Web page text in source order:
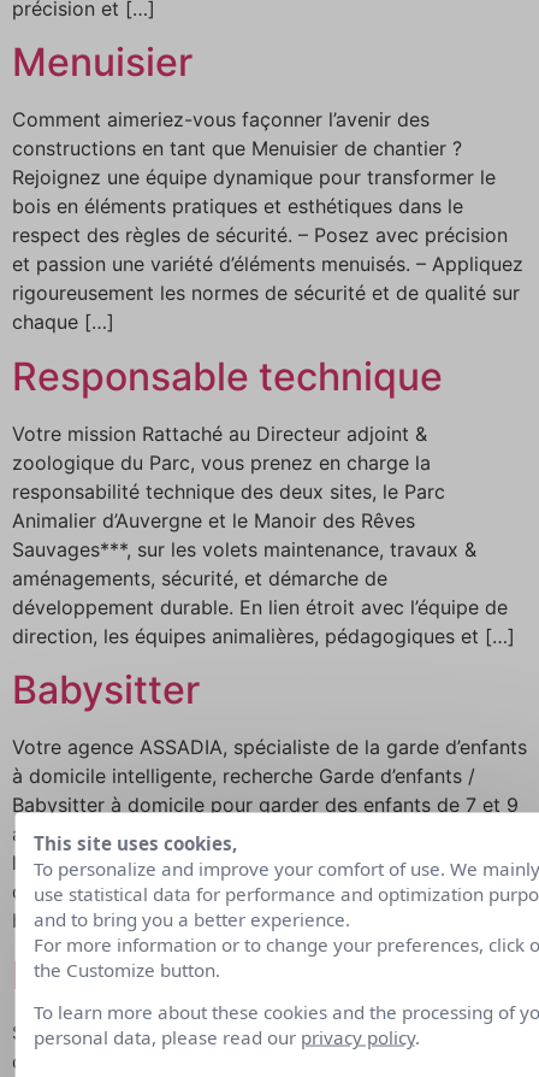
précision et […]
Menuisier
Comment aimeriez-vous façonner l’avenir des
constructions en tant que Menuisier de chantier ?
Rejoignez une équipe dynamique pour transformer le
bois en éléments pratiques et esthétiques dans le
respect des règles de sécurité. – Posez avec précision
et passion une variété d’éléments menuisés. – Appliquez
rigoureusement les normes de sécurité et de qualité sur
chaque […]
Responsable technique
Votre mission Rattaché au Directeur adjoint &
zoologique du Parc, vous prenez en charge la
responsabilité technique des deux sites, le Parc
Animalier d’Auvergne et le Manoir des Rêves
Sauvages***, sur les volets maintenance, travaux &
aménagements, sécurité, et démarche de
développement durable. En lien étroit avec l’équipe de
direction, les équipes animalières, pédagogiques et […]
Babysitter
Votre agence ASSADIA, spécialiste de la garde d’enfants
à domicile intelligente, recherche Garde d’enfants /
Babysitter à domicile pour garder des enfants de 7 et 9
ans, en périscolaire. Votre mission consistera à garder
les sympathiques enfants de nos clients : sorties
d’école, sorties de crèche, garde d’enfants à domicile,
baby-sitting, vacances, matins, midis, soirs, […]
Babysitter
Si vous êtes à la recherche d’un complément de salaire,
cette offre est faite pour vous. Votre agence ASSADIA,
This site uses cookies,
To personalize and improve your comfort of use. We mainly
use statistical data for performance and optimization
and to bring you a better experience.
For more information or to change your preferences, click
the Customize button.
To learn more about these cookies and the processing of
personal data, please read our privacy policy.